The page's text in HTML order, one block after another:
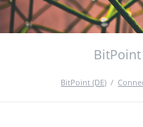
BitPoint (DE)